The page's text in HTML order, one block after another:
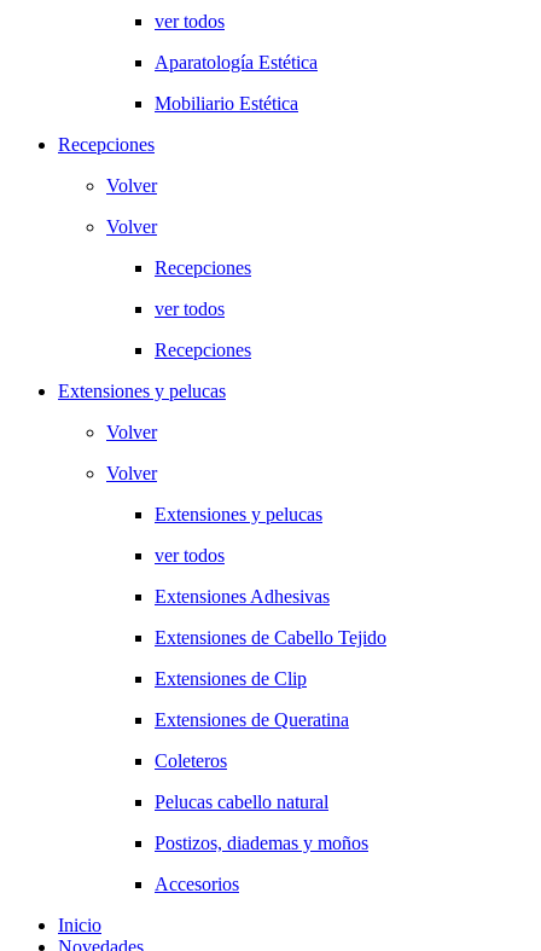
ver todos
Aparatología Estética
Mobiliario Estética
Recepciones
Volver
Volver
Recepciones
ver todos
Recepciones
Extensiones y pelucas
Volver
Volver
Extensiones y pelucas
ver todos
Extensiones Adhesivas
Extensiones de Cabello Tejido
Extensiones de Clip
Extensiones de Queratina
Coleteros
Pelucas cabello natural
Postizos, diademas y moños
Accesorios
Inicio
Novedades